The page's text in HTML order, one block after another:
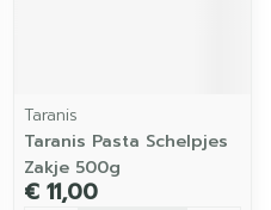
Taranis
Taranis Pasta Schelpjes
Zakje 500g
€ 11,00